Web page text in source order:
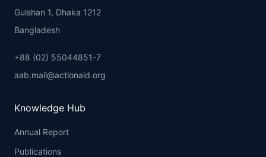
Gulshan 1, Dhaka 1212
Bangladesh
+88 (02) 55044851-7
aab.mail@actionaid.org
Knowledge Hub
Annual Report
Publications